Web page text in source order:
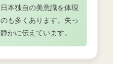
本独自の美意識を体現
も多くあります。失っ
かに伝えています。